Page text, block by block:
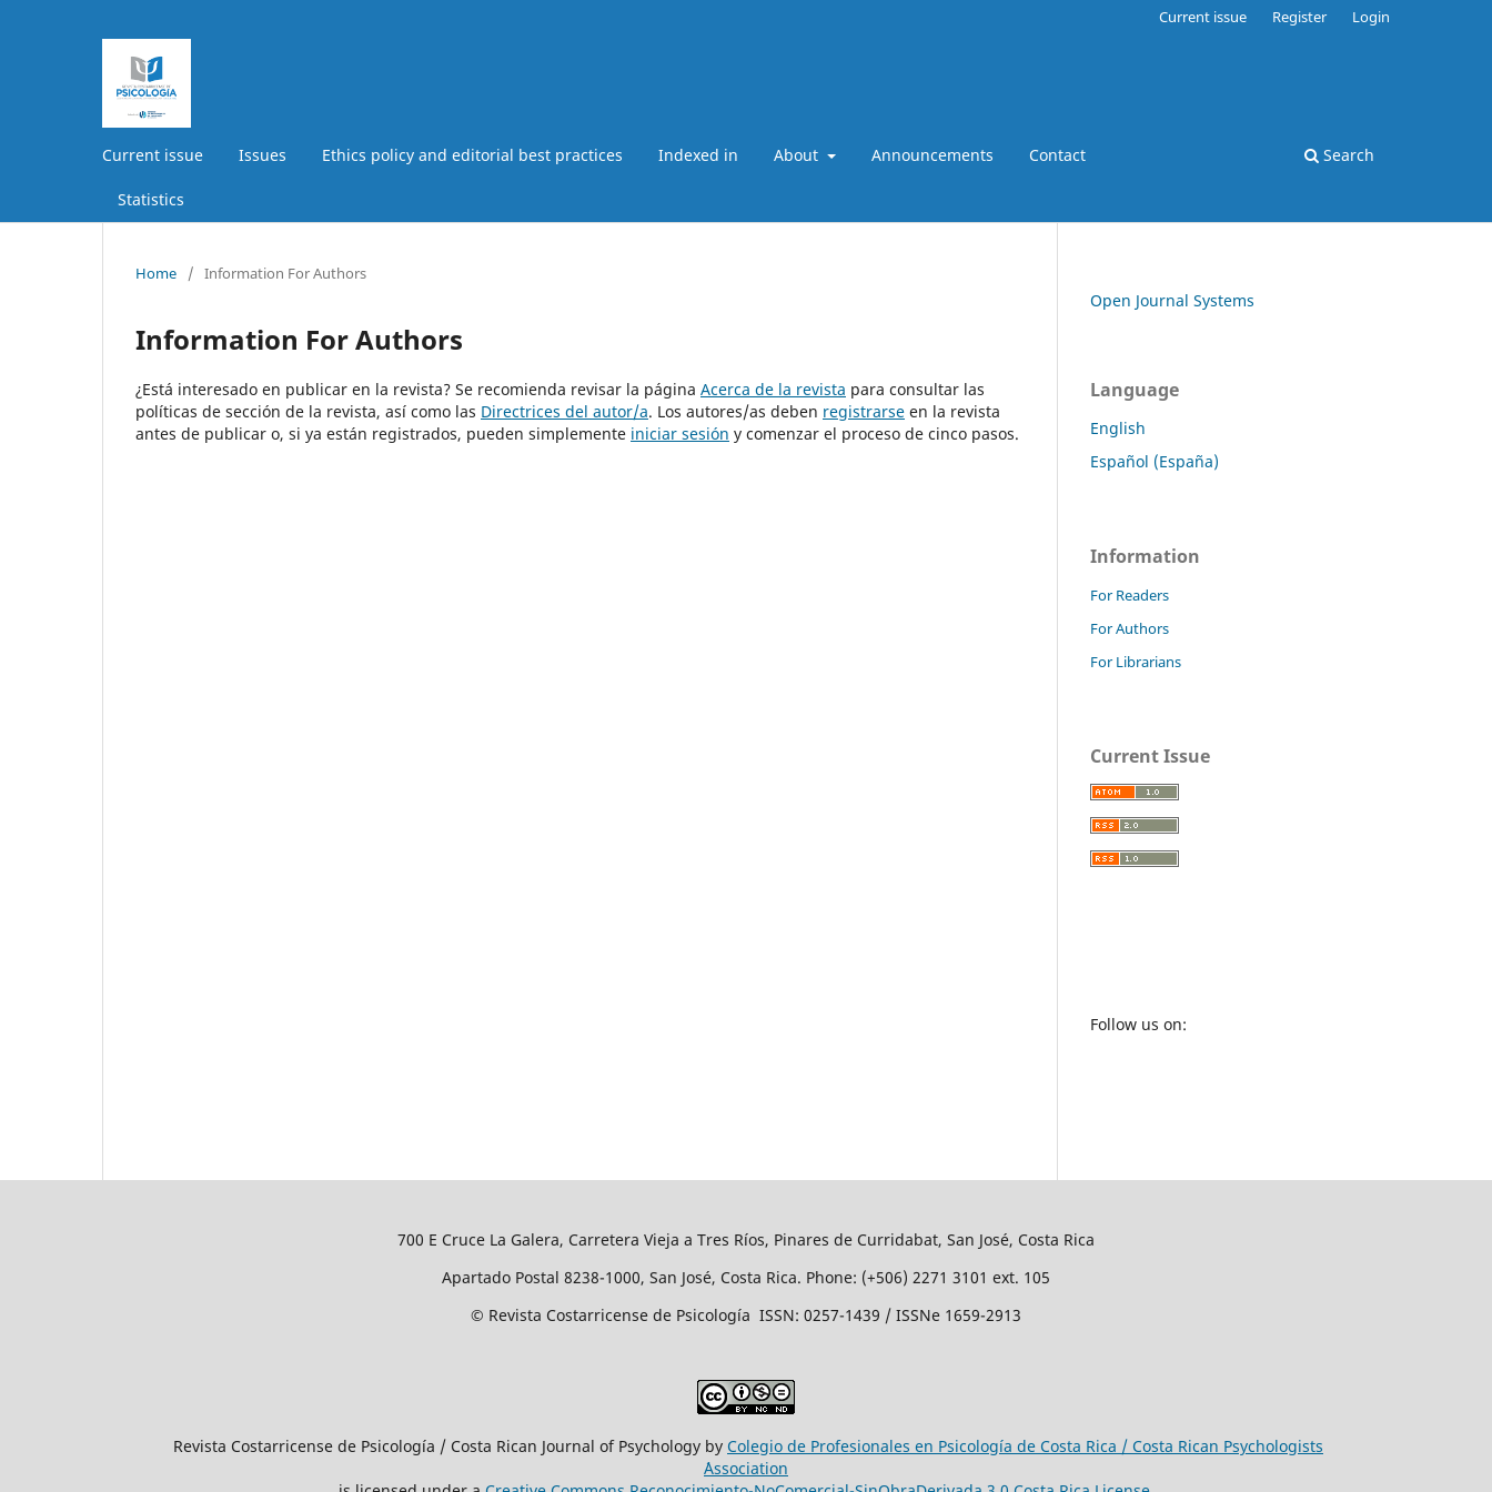
Current issue Issues Ethics policy and editorial best practices Indexed in About Announcements Contact
Statistics
Search
Current issue Register Login
Home / Information For Authors
Information For Authors
¿Está interesado en publicar en la revista? Se recomienda revisar la página Acerca de la revista para consultar las
políticas de sección de la revista, así como las Directrices del autor/a. Los autores/as deben registrarse en la revista
antes de publicar o, si ya están registrados, pueden simplemente iniciar sesión y comenzar el proceso de cinco pasos.
Open Journal Systems
Language
English
Español (España)
Information
For Readers
For Authors
For Librarians
Current Issue
Follow us on:
700 E Cruce La Galera, Carretera Vieja a Tres Ríos, Pinares de Curridabat, San José, Costa Rica
Apartado Postal 8238-1000, San José, Costa Rica. Phone: (+506) 2271 3101 ext. 105
© Revista Costarricense de Psicología ISSN: 0257-1439 / ISSNe 1659-2913
Revista Costarricense de Psicología / Costa Rican Journal of Psychology by Colegio de Profesionales en Psicología de Costa Rica / Costa Rican Psychologists
´Association